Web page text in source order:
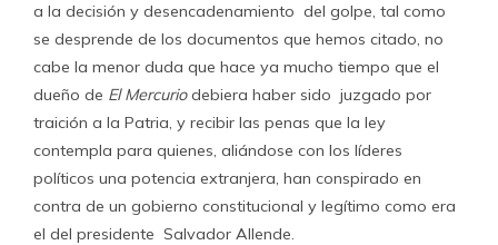
a la decisión y desencadenamiento del golpe, tal como
se desprende de los documentos que hemos citado, no
cabe la menor duda que hace ya mucho tiempo que el
dueño de El Mercuriodebiera haber sido juzgado por
traición a la Patria, y recibir las penas que la ley
contempla para quienes, aliándose con los líderes
políticos una potencia extranjera, han conspirado en
contra de un gobierno constitucional y legítimo como era
el del presidente Salvador Allende.